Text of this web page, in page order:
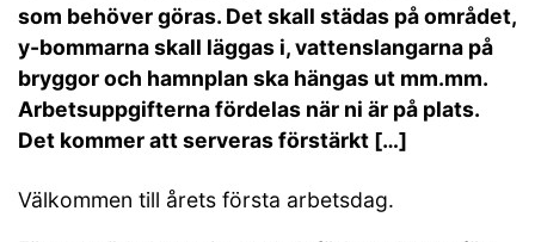
som behöver göras. Det skall städas på området,
y-bommarna skall läggas i, vattenslangarna på
bryggor och hamnplan ska hängas ut mm.mm.
Arbetsuppgifterna fördelas när ni är på plats.
Det kommer att serveras förstärkt […]
Välkommen till årets första arbetsdag.